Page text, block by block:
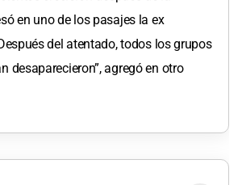
en uno de los pasajes la ex
del atentado, todos los grupos
desaparecieron”, agregó en otro